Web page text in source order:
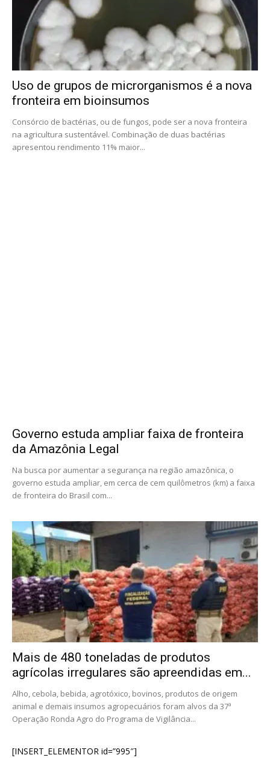
Uso de grupos de microrganismos é a nova
fronteira em bioinsumos
Consórcio de bactérias, ou de fungos, pode ser a nova fronteira
na agricultura sustentável. Combinação de duas bactérias
apresentou rendimento 11% maior...
Governo estuda ampliar faixa de fronteira
da Amazônia Legal
Na busca por aumentar a segurança na região amazônica, o
governo estuda ampliar, em cerca de cem quilômetros (km) a faixa
de fronteira do Brasil com...
Mais de 480 toneladas de produtos
agrícolas irregulares são apreendidas em...
Alho, cebola, bebida, agrotóxico, bovinos, produtos de origem
animal e demais insumos agropecuários foram alvos da 37ª
Operação Ronda Agro do Programa de Vigilância...
[INSERT_ELEMENTOR id=”995″]